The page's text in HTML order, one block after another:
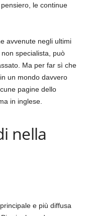
le continue
avvenute negli ultimi
specialista, può
Ma per far sì che
un mondo davvero
pagine dello
in inglese.
nella
e più diffusa